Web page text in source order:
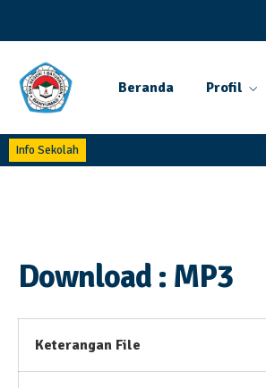
Beranda Profil
Info Sekolah
Download : MP3
Keterangan File